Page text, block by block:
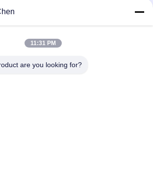
Kategorien Alle
Ultraschall-
11:31 PM
are you looking for?